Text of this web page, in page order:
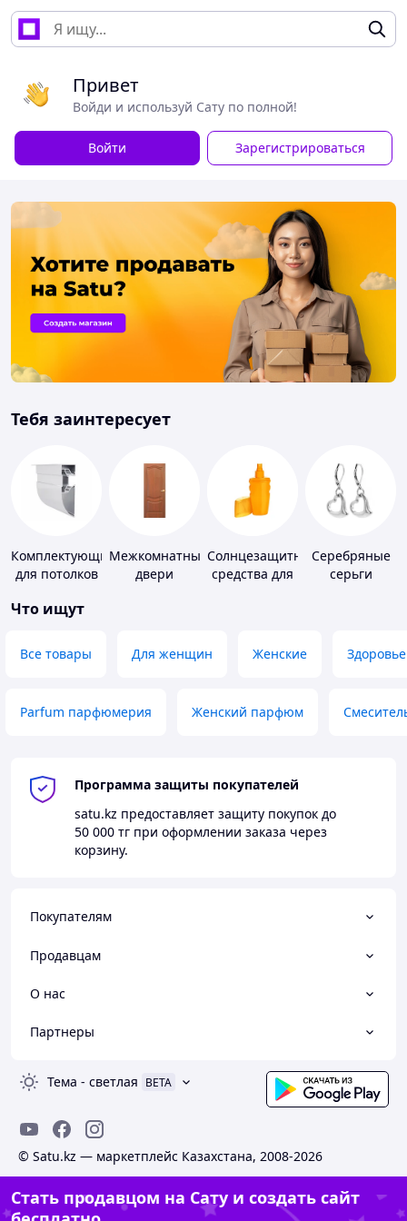
Привет
Войди и используй Сату по полной!
Войти Зарегистрироваться
Тебя заинтересует
Комплектующие
для потолков
Межкомнатные
двери
Солнцезащитные
средства для
Серебряные
серьги
Что ищут
Все товары Для женщин Женские Здоровье
Parfum парфюмерия Женский парфюм
Программа защиты покупателей
satu.kz предоставляет защиту покупок до
50 000 тг при оформлении заказа через
корзину.
Покупателям
Продавцам
О нас
Партнеры
Тема - светлая BETA
© Satu.kz — маркетплейс Казахстана, 2008-2026
Стать продавцом на Сату и создать сайт